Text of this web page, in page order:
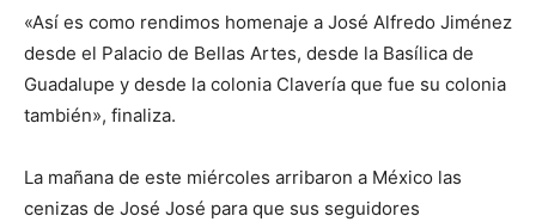
«Así es como rendimos homenaje a José Alfredo Jiménez
desde el Palacio de Bellas Artes, desde la Basílica de
Guadalupe y desde la colonia Clavería que fue su colonia
también», finaliza.
La mañana de este miércoles arribaron a México las
cenizas de José José para que sus seguidores